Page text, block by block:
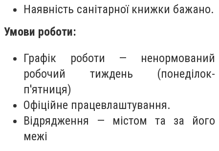
Наявність санітарної книжки бажано.
Умови роботи:
Графік роботи — ненормований
робочий тиждень (понеділок-
п'ятниця)
Офіційне працевлаштування.
Відрядження — містом та за його
межі